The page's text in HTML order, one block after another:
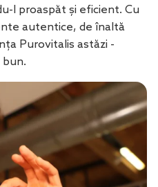
l proaspăt și eficient. Cu
autentice, de înaltă
Purovitalis astăzi -
bun.